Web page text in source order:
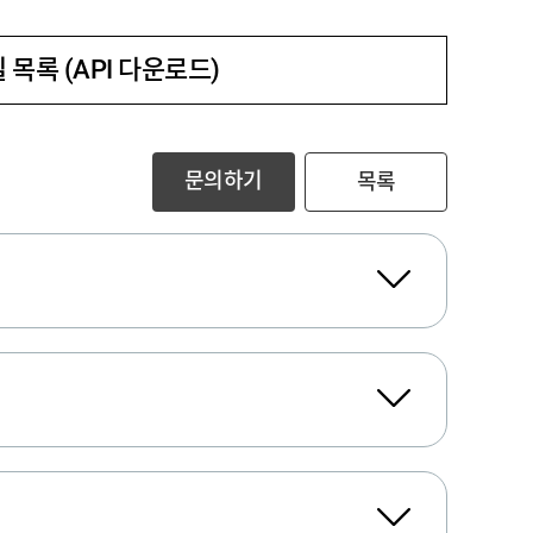
목록 (API 다운로드)
문의하기 목록